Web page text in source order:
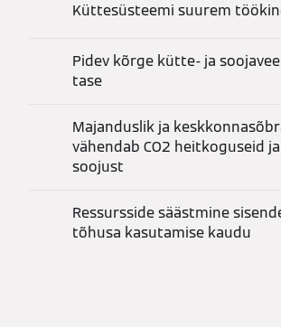
Küttesüsteemi suurem
Pidev kõrge kütte- ja
tase
Majanduslik ja
vähendab CO2 heitkoguseid
soojust
Ressursside säästmine
tõhusa kasutamise kaudu